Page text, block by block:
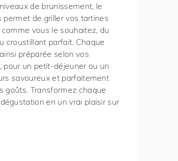
de brunissement, le
permet de griller vos tartines
vous le souhaitez, du
croustillant parfait. Chaque
préparée selon vos
pour un petit-déjeuner ou un
savoureux et parfaitement
goûts. Transformez chaque
en un vrai plaisir sur